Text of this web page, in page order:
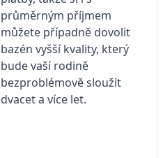
průměrným příjmem
můžete případně dovolit
bazén vyšší kvality, který
bude vaší rodině
bezproblémově sloužit
dvacet a více let.